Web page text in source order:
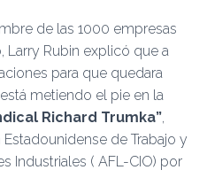
de las 1000 empresas
Larry Rubin explicó que a
para que quedara
metiendo el pie en la
Richard Trumka”,
de Trabajo y
Industriales ( AFL-CIO) por